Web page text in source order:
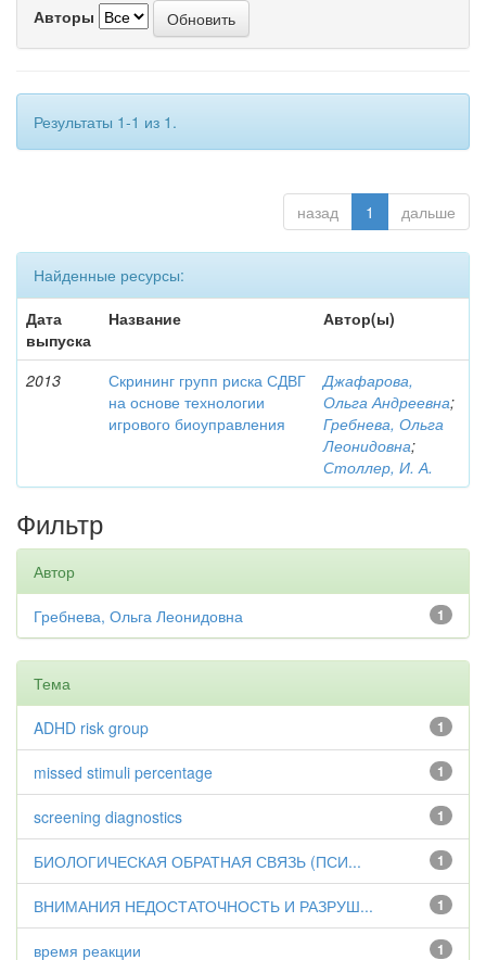
Авторы
Результаты 1-1 из 1.
назад 1 дальше
Найденные ресурсы:
Дата
выпуска
Название Автор(ы)
2013
Скрининг групп риска СДВГ
на основе технологии
игрового биоуправления
Джафарова,
Ольга Андреевна;
Гребнева, Ольга
Леонидовна;
Столлер, И. А.
Фильтр
Автор
1
Гребнева, Ольга Леонидовна
Тема
1
ADHD risk group
1
missed stimuli percentage
1
screening diagnostics
1
БИОЛОГИЧЕСКАЯ ОБРАТНАЯ СВЯЗЬ (ПСИ...
1
ВНИМАНИЯ НЕДОСТАТОЧНОСТЬ И РАЗРУШ...
1
время реакции